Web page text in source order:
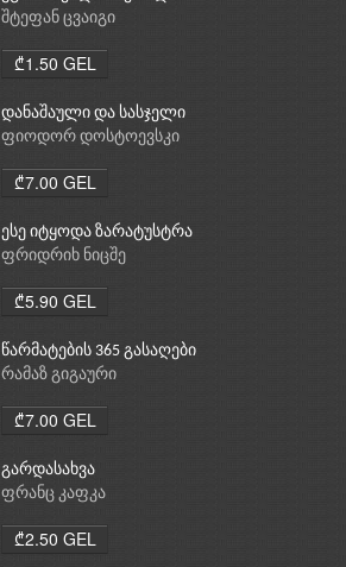
შტეფან ცვაიგი
₾1.50 GEL
დანაშაული და სასჯელი
ფიოდორ დოსტოევსკი
₾7.00 GEL
ესე იტყოდა ზარატუსტრა
ფრიდრიხ ნიცშე
₾5.90 GEL
წარმატების 365 გასაღები
რამაზ გიგაური
₾7.00 GEL
გარდასახვა
ფრანც კაფკა
₾2.50 GEL